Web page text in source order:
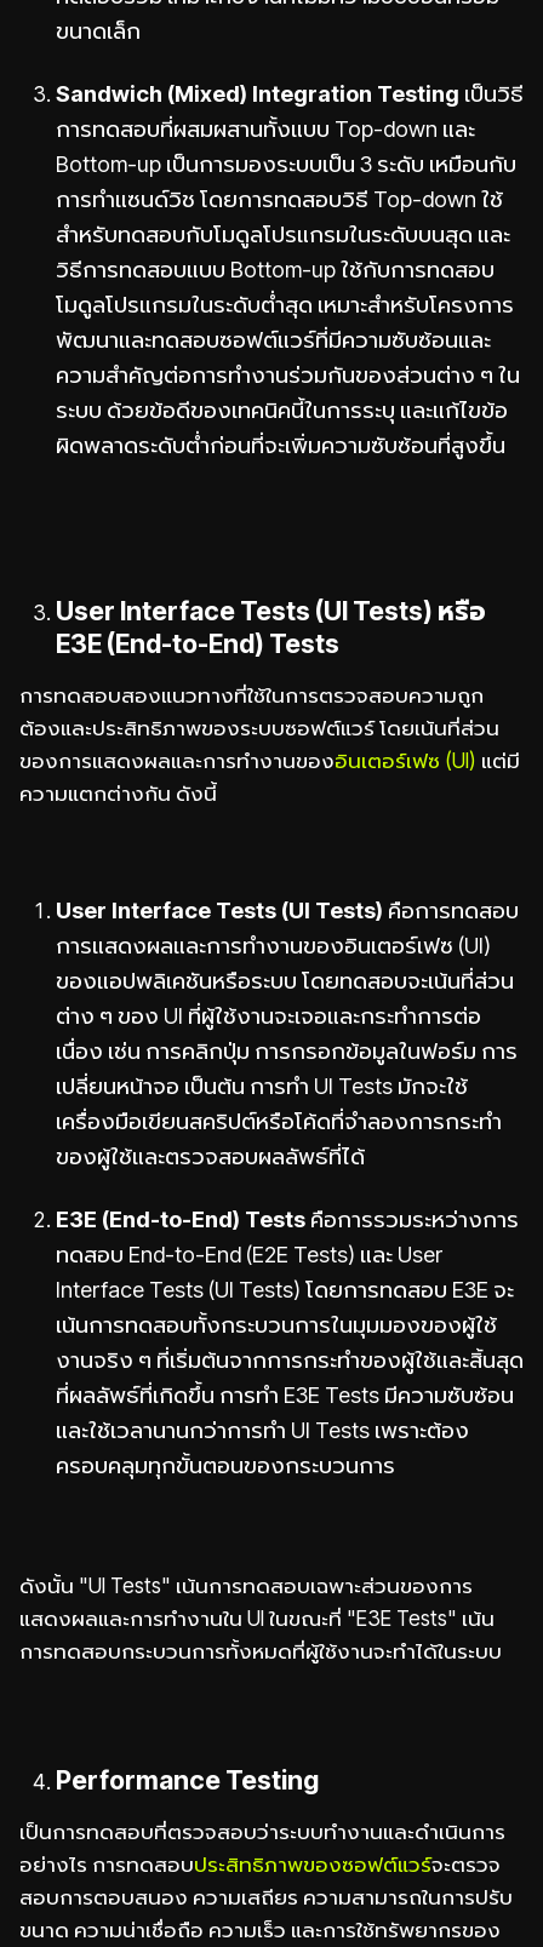
ขนาดเล็ก
Sandwich (Mixed) Integration Testing เป็นวิธี
การทดสอบที่ผสมผสานทั้งแบบ Top-down และ
Bottom-up เป็นการมองระบบเป็น 3 ระดับ เหมือนกับ
การทำแซนด์วิช โดยการทดสอบวิธี Top-down ใช้
สำหรับทดสอบกับโมดูลโปรแกรมในระดับบนสุด และ
วิธีการทดสอบแบบ Bottom-up ใช้กับการทดสอบ
โมดูลโปรแกรมในระดับต่ำสุด เหมาะสำหรับโครงการ
พัฒนาและทดสอบซอฟต์แวร์ที่มีความซับซ้อนและ
ความสำคัญต่อการทำงานร่วมกันของส่วนต่าง ๆ ใน
ระบบ ด้วยข้อดีของเทคนิคนี้ในการระบุ และแก้ไขข้อ
ผิดพลาดระดับต่ำก่อนที่จะเพิ่มความซับซ้อนที่สูงขึ้น
User Interface Tests (UI Tests) หรือ
E3E (End-to-End) Tests
การทดสอบสองแนวทางที่ใช้ในการตรวจสอบความถูก
ต้องและประสิทธิภาพของระบบซอฟต์แวร์ โดยเน้นที่ส่วน
ของการแสดงผลและการทำงานของอินเตอร์เฟซ (UI) แต่มี
ความแตกต่างกัน ดังนี้
User Interface Tests (UI Tests) คือการทดสอบ
การแสดงผลและการทำงานของอินเตอร์เฟซ (UI)
ของแอปพลิเคชันหรือระบบ โดยทดสอบจะเน้นที่ส่วน
ต่าง ๆ ของ UI ที่ผู้ใช้งานจะเจอและกระทำการต่อ
เนื่อง เช่น การคลิกปุ่ม การกรอกข้อมูลในฟอร์ม การ
เปลี่ยนหน้าจอ เป็นต้น การทำ UI Tests มักจะใช้
เครื่องมือเขียนสคริปต์หรือโค้ดที่จำลองการกระทำ
ของผู้ใช้และตรวจสอบผลลัพธ์ที่ได้
E3E (End-to-End) Testsคือการรวมระหว่างการ
ทดสอบ End-to-End (E2E Tests) และ User
Interface Tests (UI Tests) โดยการทดสอบ E3E จะ
เน้นการทดสอบทั้งกระบวนการในมุมมองของผู้ใช้
งานจริง ๆ ที่เริ่มต้นจากการกระทำของผู้ใช้และสิ้นสุด
ที่ผลลัพธ์ที่เกิดขึ้น การทำ E3E Tests มีความซับซ้อน
และใช้เวลานานกว่าการทำ UI Tests เพราะต้อง
ครอบคลุมทุกขั้นตอนของกระบวนการ
ดังนั้น "UI Tests" เน้นการทดสอบเฉพาะส่วนของการ
แสดงผลและการทำงานใน UI ในขณะที่ "E3E Tests" เน้น
การทดสอบกระบวนการทั้งหมดที่ผู้ใช้งานจะทำได้ในระบบ
Performance Testing
เป็นการทดสอบที่ตรวจสอบว่าระบบทำงานและดำเนินการ
อย่างไร การทดสอบประสิทธิภาพของซอฟต์แวร์จะตรวจ
สอบการตอบสนอง ความเสถียร ความสามารถในการปรับ
ขนาด ความน่าเชื่อถือ ความเร็ว และการใช้ทรัพยากรของ